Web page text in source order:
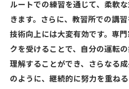
ルートでの練習を通じて、柔軟
きます。さらに、教習所での講
技術向上には大変有効です。専
クを受けることで、自分の運転
理解することができ、さらなる
のように、継続的に努力を重ね